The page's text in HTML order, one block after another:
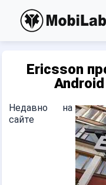
Ericsson
Недавно на
сайте